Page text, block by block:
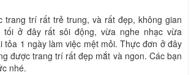
trang trí rất trẻ trung, và rất đẹp, không gian
tối ở đây rất sôi động, vừa nghe nhạc vừa
tỏa 1 ngày làm việc mệt mỏi. Thực đơn ở đây
được trang trí rất đẹp mắt và ngon. Các bạn
nhé.